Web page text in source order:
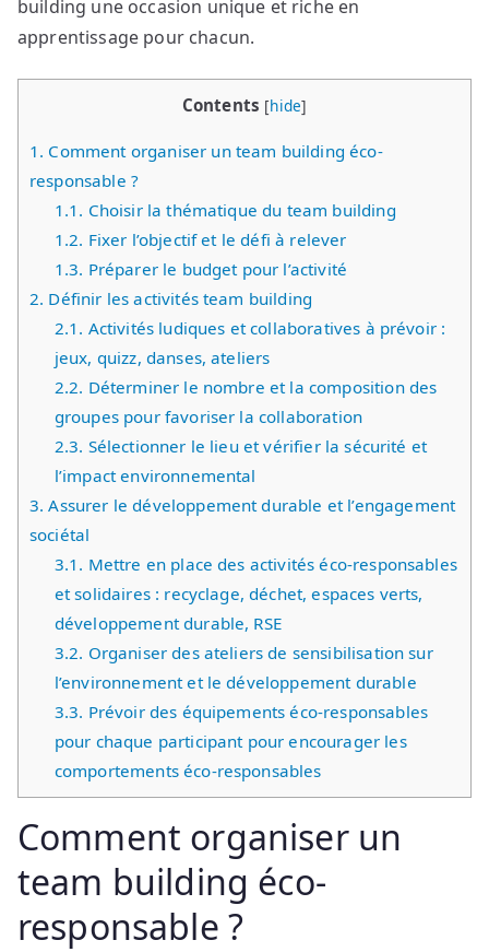
building une occasion unique et riche en
apprentissage pour chacun.
Contents [hide]
1. Comment organiser un team building éco-
responsable ?
1.1. Choisir la thématique du team building
1.2. Fixer l’objectif et le défi à relever
1.3. Préparer le budget pour l’activité
2. Définir les activités team building
2.1. Activités ludiques et collaboratives à prévoir :
jeux, quizz, danses, ateliers
2.2. Déterminer le nombre et la composition des
groupes pour favoriser la collaboration
2.3. Sélectionner le lieu et vérifier la sécurité et
l’impact environnemental
3. Assurer le développement durable et l’engagement
sociétal
3.1. Mettre en place des activités éco-responsables
et solidaires : recyclage, déchet, espaces verts,
développement durable, RSE
3.2. Organiser des ateliers de sensibilisation sur
l’environnement et le développement durable
3.3. Prévoir des équipements éco-responsables
pour chaque participant pour encourager les
comportements éco-responsables
Comment organiser un
team building éco-
responsable ?